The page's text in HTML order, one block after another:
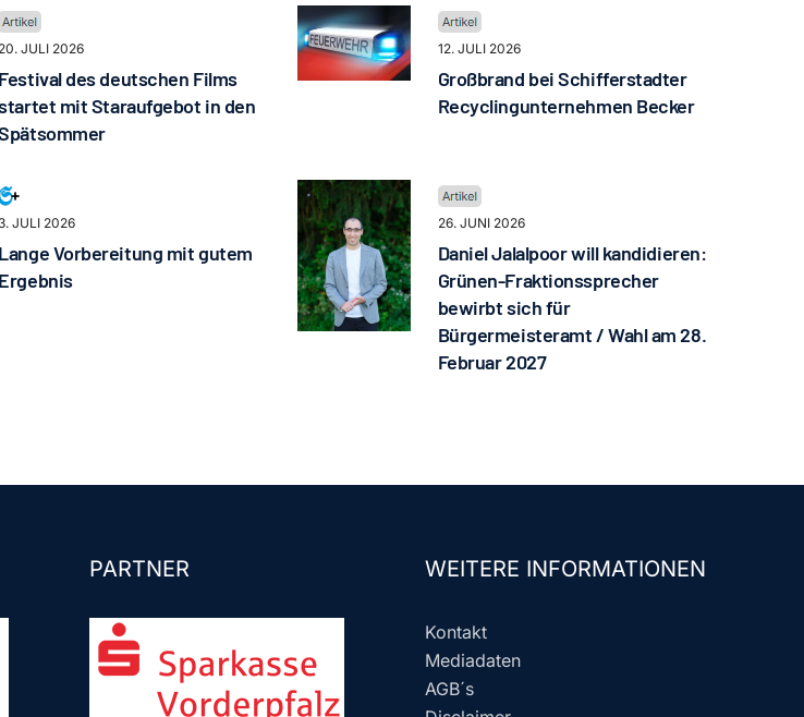
20. JULI 2026
Festival des deutschen Films
mit Staraufgebot in den
12. JULI 2026
Großbrand bei Schifferstadter
Recyclingunternehmen Becker
3. JULI 2026
Lange Vorbereitung mit gutem
Ergebnis
26. JUNI 2026
Daniel Jalalpoor will kandidieren:
Grünen-Fraktionssprecher
bewirbt sich für
Bürgermeisteramt / Wahl am 28.
Februar 2027
PARTNER WEITERE INFORMATIONEN
Kontakt
Mediadaten
AGB´s